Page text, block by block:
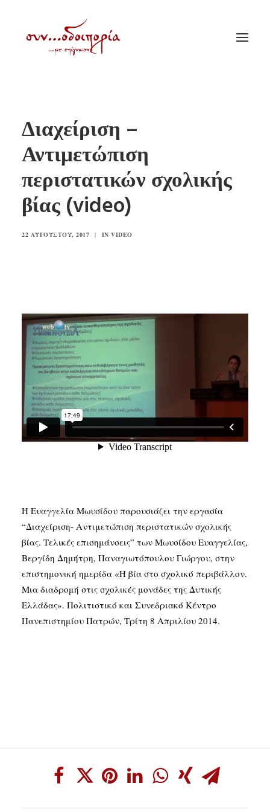
ΘΕΜΑΤΟΛΟΓΙΑ
ΑΝΑΚΟΙΝΩΣΕΙΣ
ΕΥΑΓΓΕΛΙΣΤΡΙΑ ΠΕΙΡΑΙΏΣ
VIDEO
ΠΑΛΑΙΑ ΣΥΝΟΔΟΙΠΟΡΙΑ
Διαχείριση –
Αντιμετώπιση
περιστατικών σχολικής
βίας (video)
22 ΑΥΓΟΎΣΤΟΥ, 2017 | IN VIDEO
Η Ευαγγελία Μωυσίδου παρουσιάζει την εργασία
“Διαχείριση- Αντιμετώπιση περιστατικών σχολικής
βίας. Τελικές επισημάνσεις” των Μωυσίδου Ευαγγελίας,
Βεργίδη Δημήτρη, Παναγιωτόπουλου Γιώργου, στην
επιστημονική ημερίδα «Η βία στο σχολικό περιβάλλον.
Μια διαδρομή στις σχολικές μονάδες της Δυτικής
Ελλάδας». Πολιτιστικό και Συνεδριακό Κέντρο
Πανεπιστημίου Πατρών, Τρίτη 8 Απριλίου 2014.